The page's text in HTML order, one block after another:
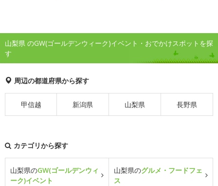
山梨県 のGW(ゴールデンウィーク)イベント・おでかけスポットを探
す
周辺の都道府県から探す
甲信越 新潟県 山梨県 長野県
カテゴリから探す
山梨県のGW(ゴールデンウィ
ーク)イベント
山梨県のグルメ・フードフェ
ス